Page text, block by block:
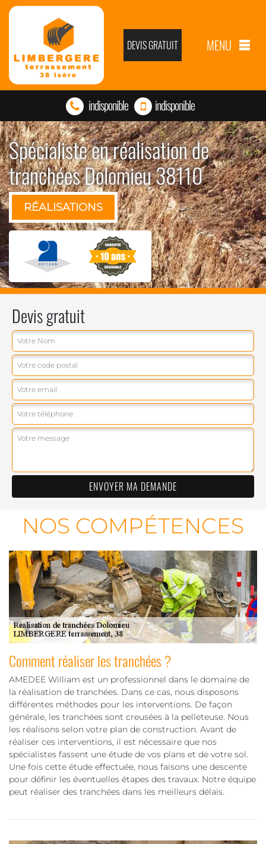
DEVIS GRATUIT MENU
indisponible indisponible
Spécialiste en réalisation de
tranchées Dolomieu 38110
RÉALISATIONS
Devis gratuit
NOS COMPÉTENCES
Comment réaliser les tranchées ?
AMEDEE William est un professionnel dans le domaine de
la réalisation de tranchées. Dans ce cas, nous disposons
différentes méthodes pour les interventions. De façon
générale, les tranchées sont creusées à la pelleteuse. Nous
les réalisons selon votre plan de construction. Avant de
réaliser ces interventions, il est nécessaire que nos
spécialistes fassent une étude de vos plans et de votre sol.
Une fois cette étude effectuée, nous faisons une descente
pour définir les éventuelles étapes des travaux. Notre équipe
peut réaliser des tranchées dans les meilleurs délais.